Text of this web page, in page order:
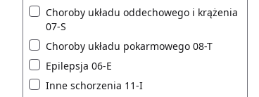
Choroby układu oddechowego i krążenia
07-S
Choroby układu pokarmowego 08-T
Epilepsja 06-E
Inne schorzenia 11-I